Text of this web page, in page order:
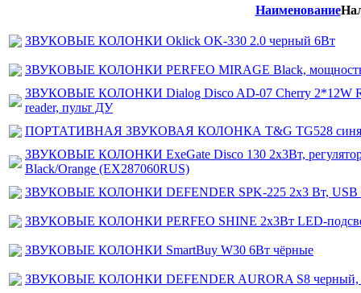
Наименование
ЗВУКОВЫЕ КОЛОНКИ Oklick OK-330 2.0 черный 6Вт
ЗВУКОВЫЕ КОЛОНКИ PERFEO MIRAGE Black,
ЗВУКОВЫЕ КОЛОНКИ Dialog Disco AD-07 Cherry 2*12W
reader, пульт ДУ
ПОРТАТИВНАЯ ЗВУКОВАЯ КОЛОНКА T&G TG528
ЗВУКОВЫЕ КОЛОНКИ ExeGate Disco 130 2х3Вт, регулятор
Black/Orange (EX287060RUS)
ЗВУКОВЫЕ КОЛОНКИ DEFENDER SPK-225 2x3 Вт, USB
ЗВУКОВЫЕ КОЛОНКИ PERFEO SHINE 2x3Вт LED-
ЗВУКОВЫЕ КОЛОНКИ SmartBuy W30 6Вт чёрные
ЗВУКОВЫЕ КОЛОНКИ DEFENDER AURORA S8 черный,